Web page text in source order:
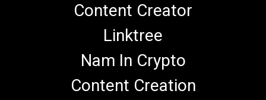
Content Creator
Linktree
Nam In Crypto
Content Creation